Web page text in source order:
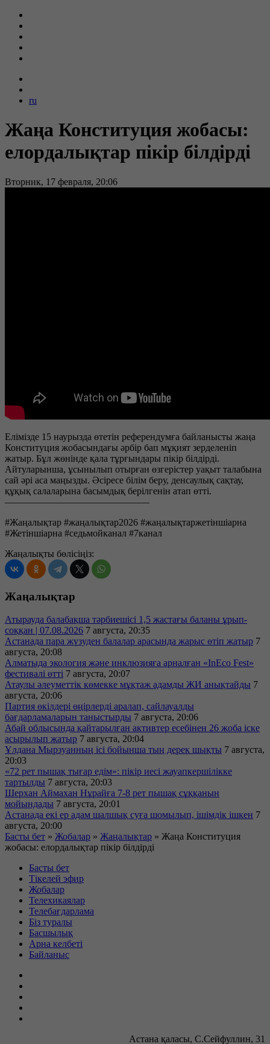
ru
Жаңа Конституция жобасы:
елордалықтар пікір білдірді
Вторник, 17 февраля, 20:06
Елімізде 15 наурызда өтетін референдумға байланысты жаңа
Конституция жобасындағы әрбір бап мұқият зерделеніп
жатыр. Бұл жөнінде қала тұрғындары пікір білдірді.
Айтуларынша, ұсынылып отырған өзгерістер уақыт талабына
сай әрі аса маңызды. Әсіресе білім беру, денсаулық сақтау,
құқық салаларына басымдық берілгенін атап өтті.
———————————————
#Жаңалықтар #жаңалықтар2026 #жаңалықтаржетіншіарна
#Жетіншіарна #седьмойканал #7канал
Жаңалықты бөлісіңіз:
Жаңалықтар
Атырауда балабақша тәрбиешісі 1,5 жастағы баланы ұрып-
соққан | 07.08.2026 7 августа, 20:35
Астанада пара жүзуден балалар арасында жарыс өтіп жатыр 7
августа, 20:08
Алматыда экология және инклюзияға арналған «InEco Fest»
фестивалі өтті 7 августа, 20:07
Атаулы әлеуметтік көмекке мұқтаж адамды ЖИ анықтайды 7
августа, 20:06
Партия өкілдері өңірлерді аралап, сайлауалды
бағдарламаларын таныстырды 7 августа, 20:06
Абай облысында қайтарылған активтер есебінен 26 жоба іске
асырылып жатыр 7 августа, 20:04
Ұлдана Мырзуанның ісі бойынша тың дерек шықты 7 августа,
20:03
«72 рет пышақ тығар едім»: пікір иесі жауапкершілікке
тартылды 7 августа, 20:03
Шерхан Аймахан Нұрайға 7-8 рет пышақ сұққанын
мойындады 7 августа, 20:01
Астанада екі ер адам шалшық суға шомылып, ішімдік ішкен 7
августа, 20:00
Басты бет » Жобалар » Жаңалықтар » Жаңа Конституция
жобасы: елордалықтар пікір білдірді
Басты бет
Тікелей эфир
Жобалар
Телехикаялар
Телебағдарлама
Біз туралы
Басшылық
Арна келбеті
Байланыс
Астана қаласы, С.Сейфуллин, 31